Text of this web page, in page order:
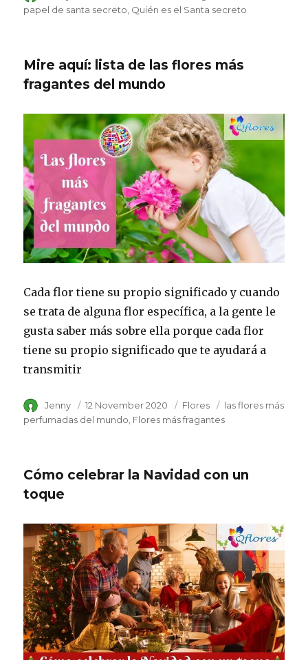
on
papel de santa secreto Quién es el Santa secreto
Mire aquí: lista de las flores más
fragantes del mundo
Cada flor tiene su propio significado y cuando
se trata de alguna flor específica, a la gente le
gusta saber más sobre ella porque cada flor
tiene su propio significado que te ayudará a
transmitir
Author
Jenny
Posted
on
12 November 2020 Category
Flores Tags
las flores más
perfumadas del mundo Flores más fragantes
Cómo celebrar la Navidad con un
toque